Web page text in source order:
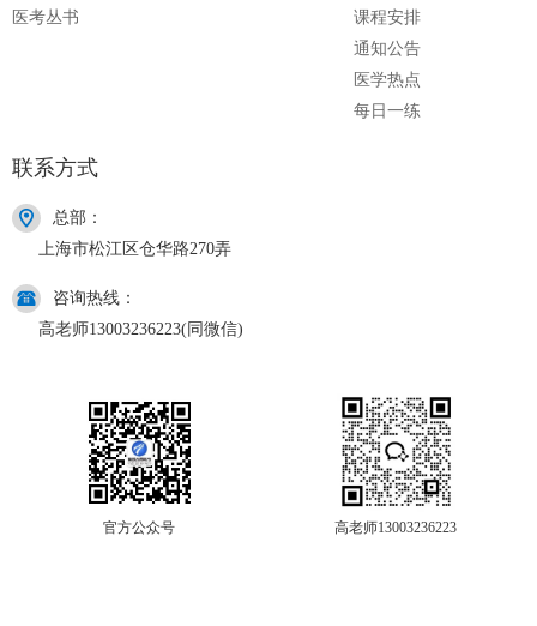
医考丛书
课程安排
通知公告
医学热点
每日一练
联系方式
总部：
上海市松江区仓华路270弄
咨询热线：
高老师13003236223(同微信)
官方公众号 高老师13003236223